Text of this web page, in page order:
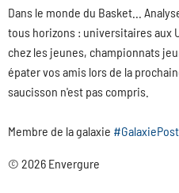
Dans le monde du Basket...
tous horizons : universitaires aux
chez les jeunes, championnats
épater vos amis lors de la
saucisson n'est pas compris.
Membre de la galaxie
© 2026 Envergure